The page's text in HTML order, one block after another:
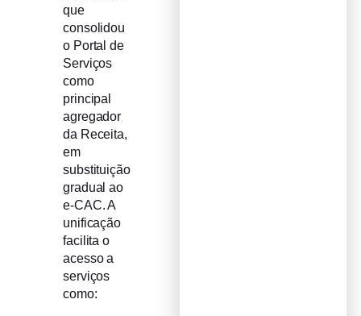
que
consolidou
o Portal de
Serviços
como
principal
agregador
da Receita,
em
substituição
gradual ao
e-CAC. A
unificação
facilita o
acesso a
serviços
como: